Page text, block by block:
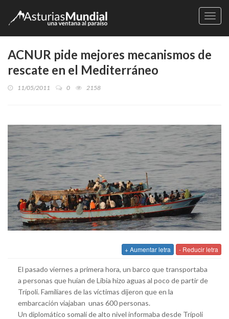
ACNUR pide mejores mecanismos de
rescate en el Mediterráneo
11/05/2011 0 2158
+ Aumentar letra - Reducir letra
El pasado viernes a primera hora, un barco que transportaba
a personas que huían de Libia hizo aguas al poco de partir de
Trípoli. Familiares de las víctimas dijeron que en la
embarcación viajaban unas 600 personas.
Un diplomático somalí de alto nivel informaba desde Trípoli